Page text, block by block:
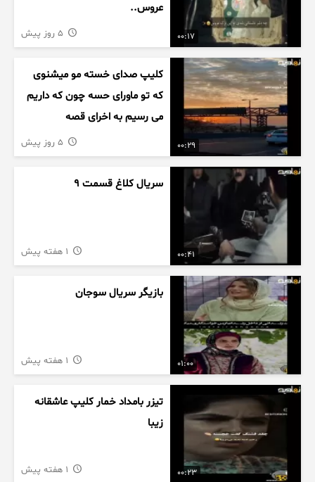
00:17
عروس..
00:29
کلیپ صدای خسته مو میشنوی
که تو ماورای حسه چون که داریم
می رسیم به اخرای قصه
00:41
سریال کلاغ قسمت 9
01:00
بازیگر سریال سوجان
00:23
تیزر بامداد خمار کلیپ عاشقانه
زیبا